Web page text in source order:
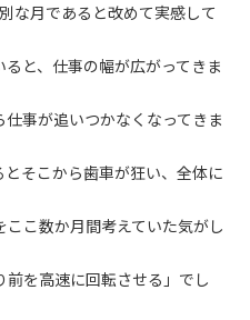
な月であると改めて実感して
と、仕事の幅が広がってきま
事が追いつかなくなってきま
そこから歯車が狂い、全体に
こ数か月間考えていた気がし
を高速に回転させる」でし